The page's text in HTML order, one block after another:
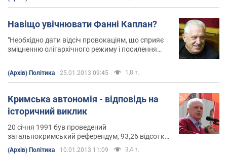
Навіщо увічнювати Фанні Каплан?
"Необхідно дати відсіч провокаціям, що сприяє
зміцненню олігархічного режиму і посилення
(Архів) Політика 25.01.2013 09:45 1,8 т.
Кримська автономія - відповідь на
історичний виклик
20 січня 1991 був проведений
загальнокримський референдум, 93,26 відсотка
кримчан сказали "так" територіальної Автономії
(Архів) Політика 10.01.2013 11:09 3,4 т.